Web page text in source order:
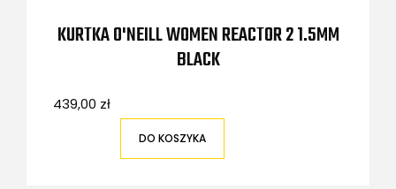
KURTKA O'NEILL WOMEN REACTOR 2 1.5MM
BLACK
439,00 zł
DO KOSZYKA